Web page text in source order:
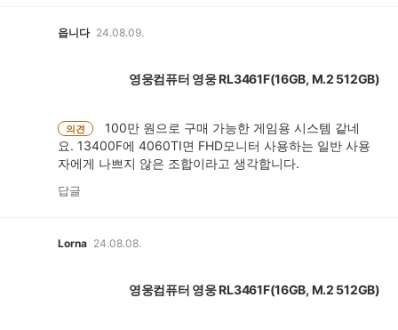
읍니다 24.08.09.
영웅컴퓨터 영웅 RL3461F(16GB, M.2 512GB)
의견
100만 원으로 구매 가능한 게임용 시스템 같네
요. 13400F에 4060TI면 FHD모니터 사용하는 일반 사용
자에게 나쁘지 않은 조합이라고 생각합니다.
답글
Lorna 24.08.08.
영웅컴퓨터 영웅 RL3461F(16GB, M.2 512GB)